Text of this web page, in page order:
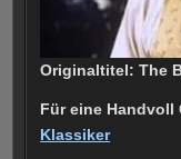
Originaltitel: The
Für eine
Klassiker